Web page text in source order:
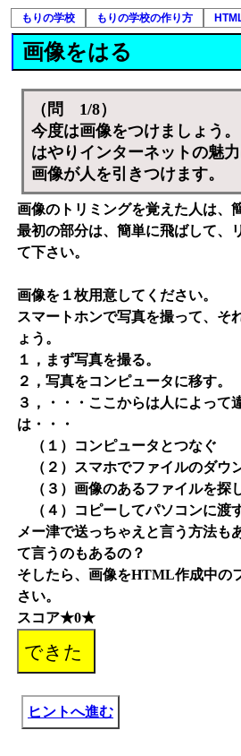
もりの学校 もりの学校の作り方
画像をはる
（問 1/8）
今度は画像をつけましょう。
はやりインターネットの魅
画像が人を引きつけます。
画像のトリミングを覚えた人は、
最初の部分は、簡単に飛ばして、
て下さい。
画像を１枚用意してください。
スマートホンで写真を撮って、そ
ょう。
１，まず写真を撮る。
２，写真をコンピュータに移す。
３，・・・ここからは人によって
は・・・
（１）コンピュータとつなぐ
（２）スマホでファイルのダウ
（３）画像のあるファイルを探
（４）コピーしてパソコンに
メー津で送っちゃえと言う方法も
て言うのもあるの？
そしたら、画像をHTML作成中の
さい。
スコア★0★
ヒントへ進む